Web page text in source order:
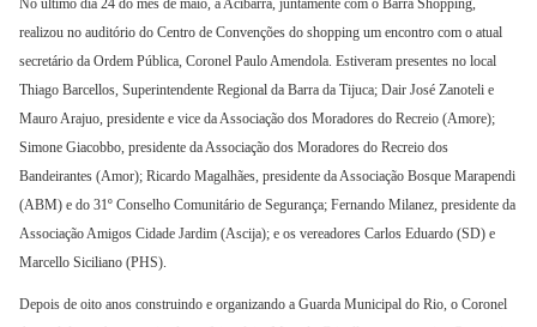
realizou no auditório do Centro de Convenções do shopping um encontro com o atual
secretário da Ordem Pública, Coronel Paulo Amendola. Estiveram presentes no local
Thiago Barcellos, Superintendente Regional da Barra da Tijuca; Dair José Zanoteli e
Mauro Arajuo, presidente e vice da Associação dos Moradores do Recreio (Amore);
Simone Giacobbo, presidente da Associação dos Moradores do Recreio dos
Bandeirantes (Amor); Ricardo Magalhães, presidente da Associação Bosque Marapendi
(ABM) e do 31º Conselho Comunitário de Segurança; Fernando Milanez, presidente da
Associação Amigos Cidade Jardim (Ascija); e os vereadores Carlos Eduardo (SD) e
Marcello Siciliano (PHS).
Depois de oito anos construindo e organizando a Guarda Municipal do Rio, o Coronel